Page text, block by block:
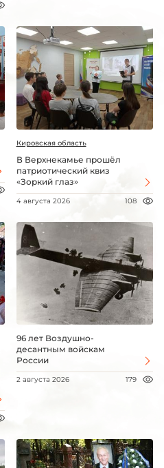
Кировская область
В Верхнекамье прошёл
патриотический квиз
«Зоркий глаз»
4 августа 2026 108
96 лет Воздушно-
десантным войскам
России
2 августа 2026 179